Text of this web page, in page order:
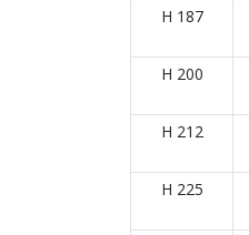
H 187
H 200
H 212
H 225